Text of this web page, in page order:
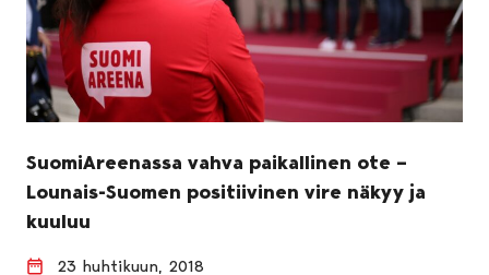
SuomiAreenassa vahva paikallinen ote –
Lounais-Suomen positiivinen vire näkyy ja
kuuluu
23 huhtikuun, 2018